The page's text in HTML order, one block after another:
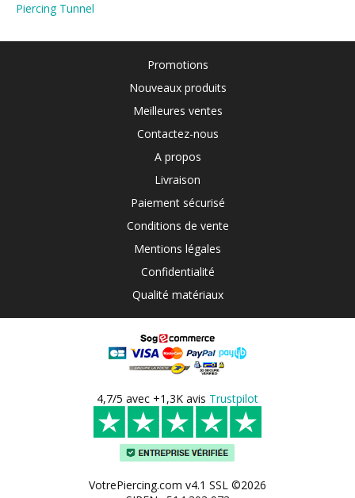
Piercing Tunnel
Promotions
Nouveaux produits
Meilleures ventes
Contactez-nous
A propos
Livraison
Paiement sécurisé
Conditions de vente
Mentions légales
Confidentialité
Qualité matériaux
4,7/5 avec +1,3K avis Trustpilot
VotrePiercing.com v4.1 SSL ©2026